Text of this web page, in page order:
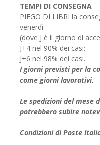
TEMPI DI CONSEGNA
PIEGO DI LIBRI la
venerdì:
(dove J è il giorno di
J+4 nel 90% dei casi;
J+6 nel 98% dei casi.
I giorni previsti per la
come giorni lavorativi.
Le spedizioni del mese
potrebbero subire
Condizioni di Poste